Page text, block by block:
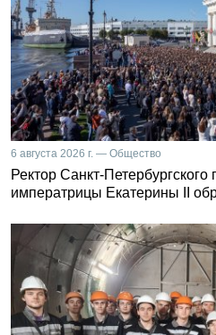
6 августа 2026 г. — Общество
Ректор Санкт-Петербургского
императрицы Екатерины II